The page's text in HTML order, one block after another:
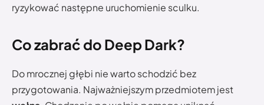
ryzykować następne uruchomienie sculku.
Co zabrać do Deep Dark?
Do mrocznej głębi nie warto schodzić bez
przygotowania. Najważniejszym przedmiotem jest